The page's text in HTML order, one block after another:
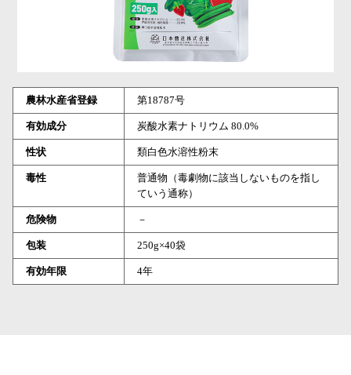
農林水産省登録 第18787号
有効成分 炭酸水素ナトリウム 80.0%
性状 類白色水溶性粉末
毒性
普通物（毒劇物に該当しないものを指し
ていう通称）
危険物 －
包装 250g×40袋
有効年限 4年